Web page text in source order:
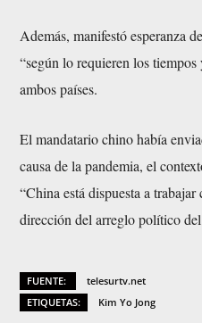
Además, manifestó esperanza
“según lo requieren los
ambos países.
El mandatario chino había
causa de la pandemia, el
“China está dispuesta a
dirección del arreglo político
FUENTE:
telesurtv.net
ETIQUETAS:
Kim Yo Jong